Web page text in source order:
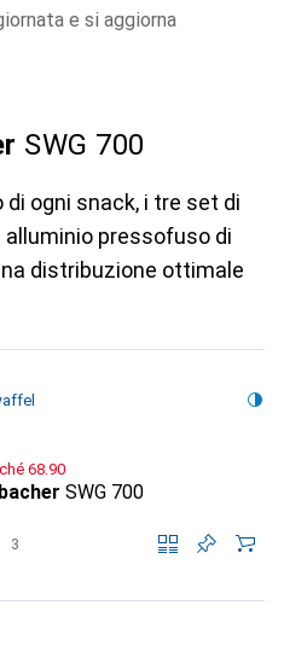
e si aggiorna
SWG 700
ogni snack, i tre set di
pressofuso di
distribuzione ottimale
CHF
68.90
SWG 700
3